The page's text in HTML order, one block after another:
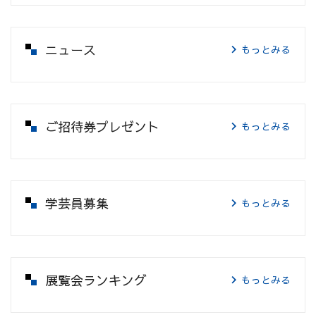
ニュース もっとみる
ご招待券プレゼント もっとみる
学芸員募集 もっとみる
展覧会ランキング もっとみる